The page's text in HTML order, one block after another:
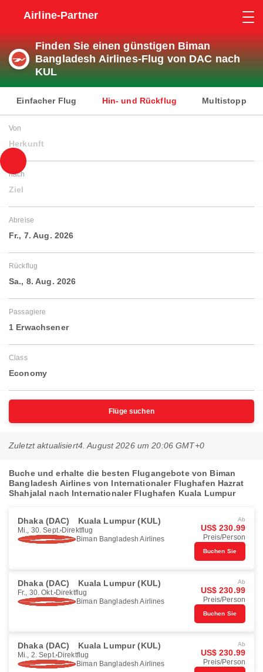
Airline-Partner
Finden Sie einen günstigen Biman
Bangladesh Airlines-Flug von DAC nach
KUL
Einfacher Flug Hin- und Rückflug Multistopp
Von
Herkunft
nach
Ziel
Abreise
Fr., 7. Aug. 2026
Rückflug
Sa., 8. Aug. 2026
Passagiere
1 Erwachsener
Class
Economy
Flüge suchen
Zuletzt aktualisiert4. August 2026 um 20:06 GMT+0
Buche und erhalte die besten Flugangebote von Biman
Bangladesh Airlines von Internationaler Flughafen Hazrat
Shahjalal nach Internationaler Flughafen Kuala Lumpur
Dhaka (DAC) Kuala Lumpur (KUL)
Mi., 30. Sept. Direktflug
Biman Bangladesh Airlines
Ab
US$ 230.99
Preis/Person
Buchen Sie
Dhaka (DAC) Kuala Lumpur (KUL)
Fr., 30. Okt. Direktflug
Biman Bangladesh Airlines
Ab
US$ 230.99
Preis/Person
Buchen Sie
Dhaka (DAC) Kuala Lumpur (KUL)
Mi., 2. Sept. Direktflug
Biman Bangladesh Airlines
Ab
US$ 230.99
Preis/Person